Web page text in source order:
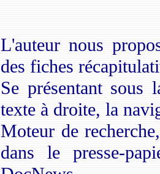
L'auteur nous
des fiches
Se présentant sous
texte à droite, la
Moteur de
dans le presse-